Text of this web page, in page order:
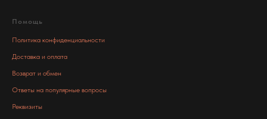
Помощь
Политика конфиденциальности
Доставка и оплата
Возврат и обмен
Ответы на популярные вопросы
Реквизиты